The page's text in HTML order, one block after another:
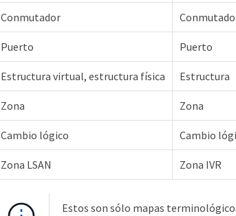
Conmutador
Puerto Puerto
Estructura virtual, estructura física Estructura
Zona Zona
Cambio lógico Cambio
Zona LSAN Zona IVR
Estos son sólo mapas